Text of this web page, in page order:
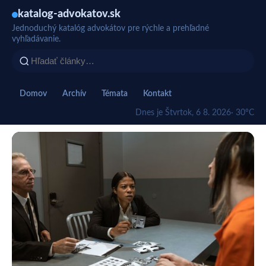
katalog-advokatov.sk
Jednoduchý katalóg advokátov pre rýchle a prehľadné
vyhľadávanie.
Domov Archív Témata Kontakt
Dnes je Štvrtok, 6 8. 2026· 30°C